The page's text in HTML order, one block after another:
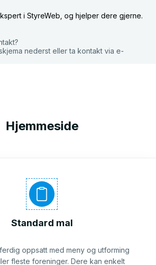
nederst eller ta kontakt via e-
Hjemmeside
Standard mal
oppsatt med meny og utforming
fleste foreninger. Dere kan enkelt